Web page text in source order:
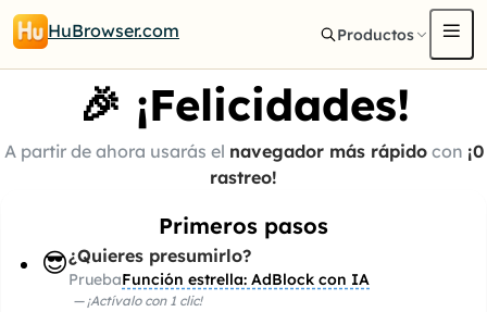
HuBrowser.com Productos
🎉 ¡Felicidades!
A partir de ahora usarás el navegador más rápido con ¡0
rastreo!
Primeros pasos
😎¿Quieres presumirlo?
PruebaFunción estrella: AdBlock con IA
— ¡Actívalo con 1 clic!